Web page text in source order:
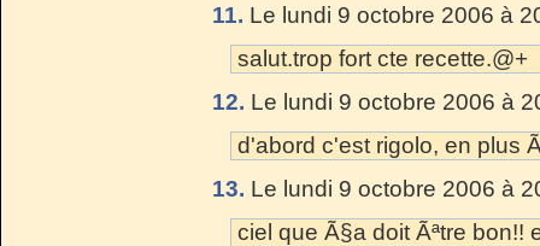
11. Le lundi 9 octobre 2006 à
salut.trop fort cte recette.@+
12. Le lundi 9 octobre 2006 à
d'abord c'est rigolo, en plus
13. Le lundi 9 octobre 2006 à
ciel que Ã§a doit Ãªtre bon!!